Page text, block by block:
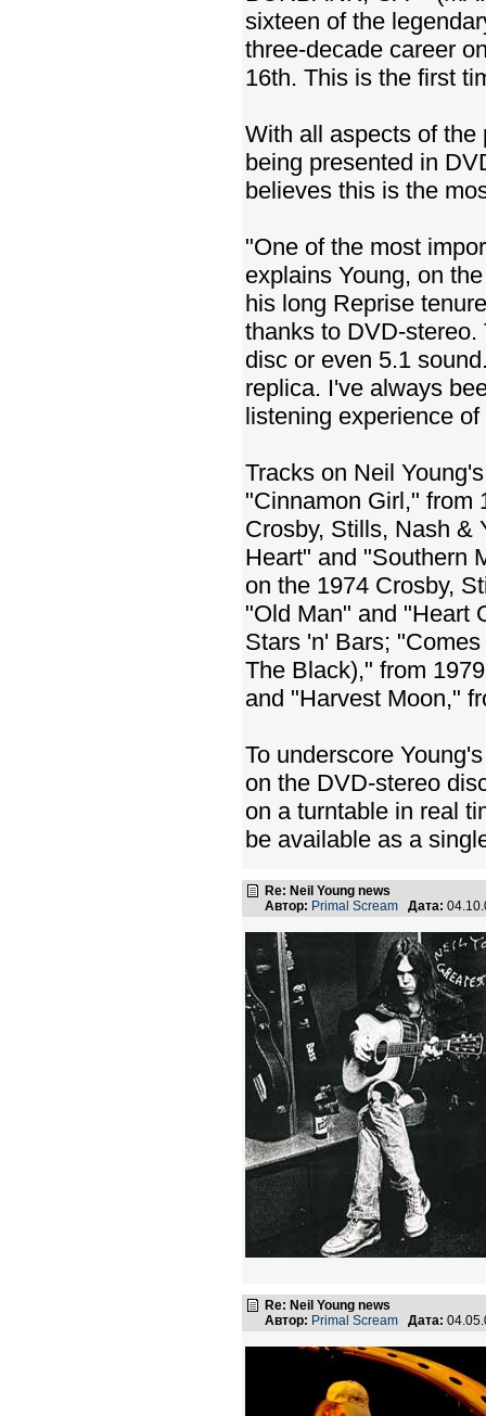
sixteen of the
three-decade career
16th. This is the first
With all aspects of the
being presented in
believes this is the
"One of the most
explains Young, on
his long Reprise
thanks to DVD-
disc or even 5.1
replica. I've always
listening experience
Tracks on Neil
"Cinnamon Girl," from
Crosby, Stills, Nash &
Heart" and "Southern
on the 1974 Crosby,
"Old Man" and "Heart
Stars 'n' Bars;
The Black)," from
and "Harvest Moon,"
To underscore
on the DVD-stereo
on a turntable in real
be available as a
Re: Neil Young news
Автор: Primal Scream Дата:
Re: Neil Young news
Автор: Primal Scream Дата: